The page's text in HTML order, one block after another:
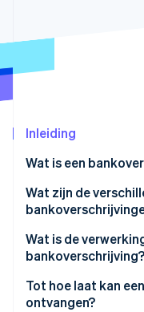
Climate
Nu
Inleiding
Wat is een
Wat zijn de
Eenmalige
Doorlopende
Intrabancaire
Wat is de
bankoverschrijving?
Tot hoe laat kan
ontvangen?